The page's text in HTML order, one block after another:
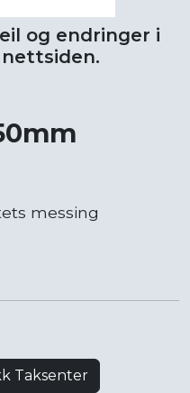
og endringer i
nettsiden.
messing
Taksenter